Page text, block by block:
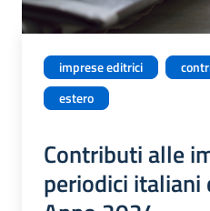
imprese editrici
estero
Contributi alle
periodici